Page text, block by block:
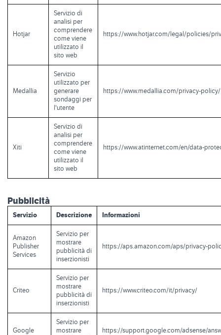
Hotjar
Servizio di
analisi per
comprendere
come viene
utilizzato il
sito web
https://www.hotjar.com/legal/policies/
Medallia
Servizio
utilizzato per
generare
sondaggi per
l'utente
https://www.medallia.com/privacy-policy/
Xiti
Servizio di
analisi per
comprendere
come viene
utilizzato il
sito web
https://www.atinternet.com/en/data-
Pubblicità
Servizio Descrizione Informazioni
Amazon
Publisher
Services
Servizio per
mostrare
pubblicità di
inserzionisti
https://aps.amazon.com/aps/privacy-
Criteo
Servizio per
mostrare
pubblicità di
inserzionisti
https://www.criteo.com/it/privacy/
Google
Servizio per
mostrare
https://support.google.com/adsense/